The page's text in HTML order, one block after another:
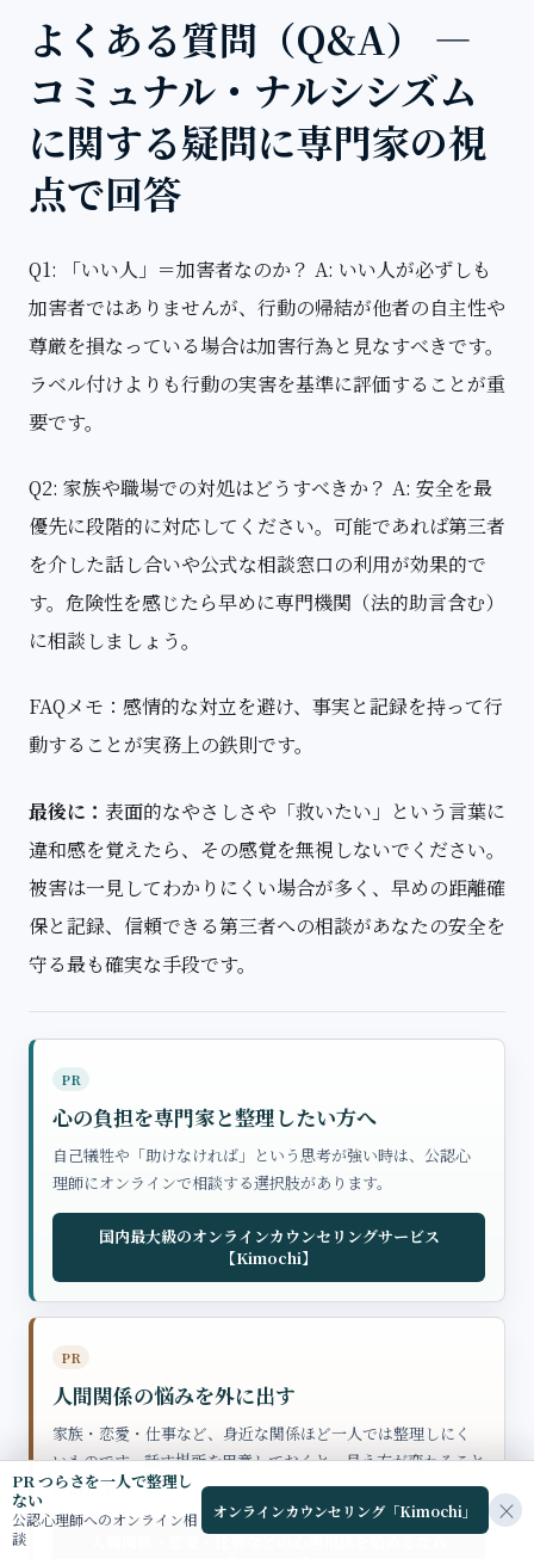
よくある質問（Q&A） —
コミュナル・ナルシシズム
に関する疑問に専門家の視
点で回答
Q1: 「いい人」＝加害者なのか？ A: いい人が必ずしも
加害者ではありませんが、行動の帰結が他者の自主性や
尊厳を損なっている場合は加害行為と見なすべきです。
ラベル付けよりも行動の実害を基準に評価することが重
要です。
Q2: 家族や職場での対処はどうすべきか？ A: 安全を最
優先に段階的に対応してください。可能であれば第三者
を介した話し合いや公式な相談窓口の利用が効果的で
す。危険性を感じたら早めに専門機関（法的助言含む）
に相談しましょう。
FAQメモ：感情的な対立を避け、事実と記録を持って行
動することが実務上の鉄則です。
最後に： 表面的なやさしさや「救いたい」という言葉に
違和感を覚えたら、その感覚を無視しないでください。
被害は一見してわかりにくい場合が多く、早めの距離確
保と記録、信頼できる第三者への相談があなたの安全を
守る最も確実な手段です。
PR
心の負担を専門家と整理したい方へ
自己犠牲や「助けなければ」という思考が強い時は、公認心
理師にオンラインで相談する選択肢があります。
国内最大級のオンラインカウンセリングサービス
【Kimochi】
PR
人間関係の悩みを外に出す
家族・恋愛・仕事など、身近な関係ほど一人では整理しにく
いものです。話す場所を用意しておくと、見え方が変わること
があります。
人間関係・恋愛・仕事などの心理相談を始めるなら
PR つらさを一人で整理し
ない
公認心理師へのオンライン相
談
オンラインカウンセリング「Kimochi」 ×